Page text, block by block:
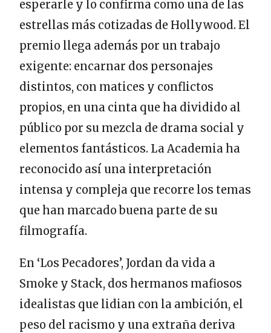
esperarle y lo confirma como una de las
estrellas más cotizadas de Hollywood. El
premio llega además por un trabajo
exigente: encarnar dos personajes
distintos, con matices y conflictos
propios, en una cinta que ha dividido al
público por su mezcla de drama social y
elementos fantásticos. La Academia ha
reconocido así una interpretación
intensa y compleja que recorre los temas
que han marcado buena parte de su
filmografía.
En ‘Los Pecadores’, Jordan da vida a
Smoke y Stack, dos hermanos mafiosos
idealistas que lidian con la ambición, el
peso del racismo y una extraña deriva